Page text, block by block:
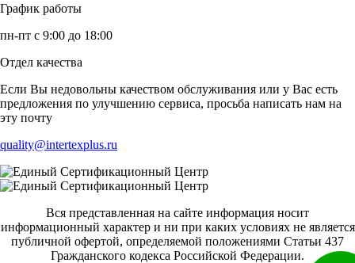
График работы
пн-пт с 9:00 до 18:00
Отдел качества
Если Вы недовольны качеством обслуживания или у Вас есть
предложения по улучшению сервиса, просьба написать нам на
эту почту
quality@intertexplus.ru
Вся представленная на сайте информация носит
информационный характер и ни при каких условиях не является
публичной офертой, определяемой положениями Статьи 437
Гражданского кодекса Российской Федерации.